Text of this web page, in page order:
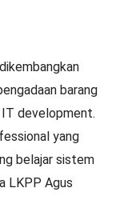
barang
development.
yang
belajar sistem
LKPP Agus